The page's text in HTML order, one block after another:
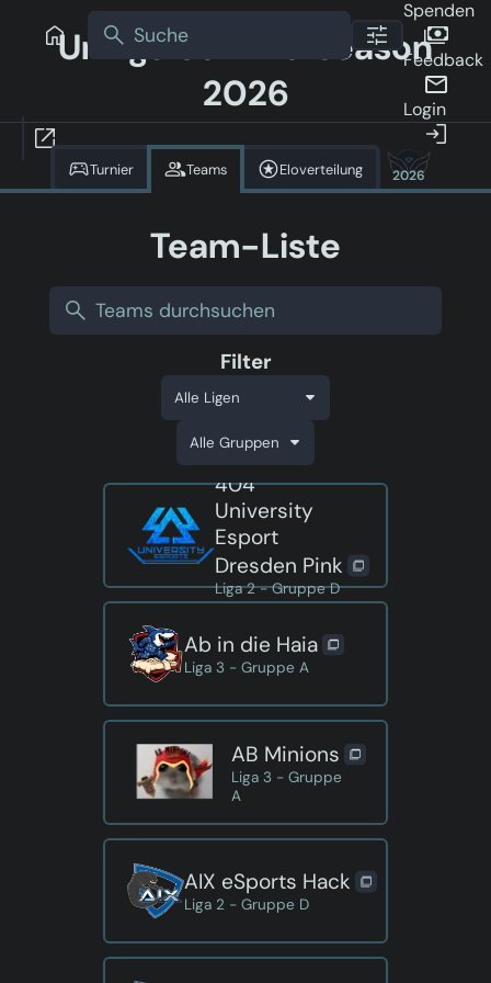
Uniliga Sommerseason
2026
Spenden
Feedback
Login
Turnier Teams Eloverteilung 2026
Team-Liste
Filter
404
University
Esport
Dresden Pink
Liga 2 - Gruppe D
Ab in die Haia
Liga 3 - Gruppe A
AB Minions
Liga 3 - Gruppe
A
AIX eSports Hack
Liga 2 - Gruppe D